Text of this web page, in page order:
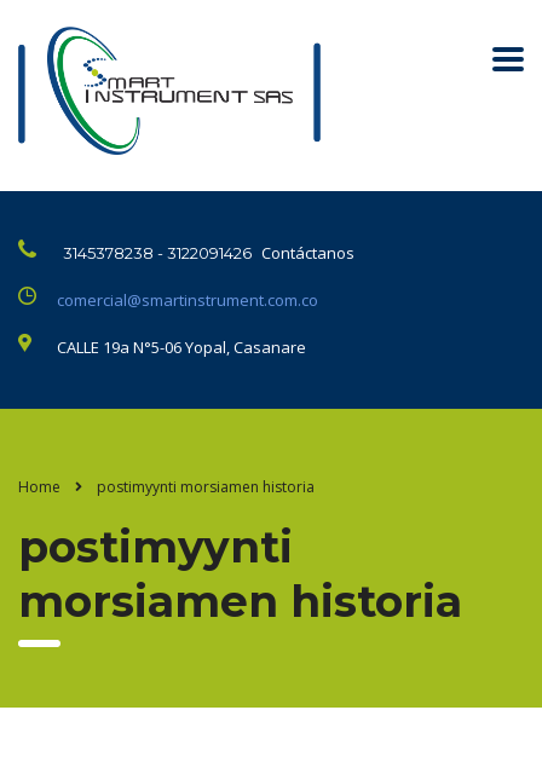
3145378238 - 3122091426 Contáctanos
comercial@smartinstrument.com.co
CALLE 19a N°5-06 Yopal, Casanare
Home postimyynti morsiamen historia
postimyynti
morsiamen historia